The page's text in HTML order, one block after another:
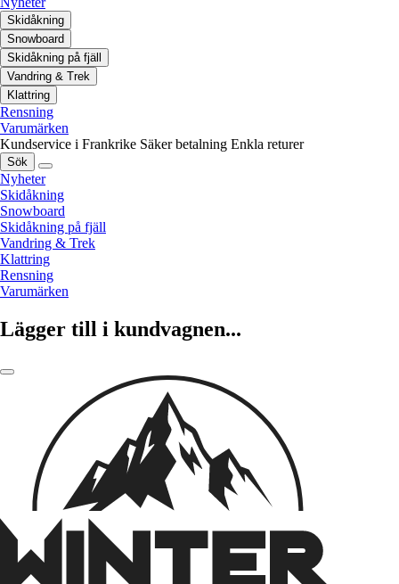
Skidåkning
Snowboard
Skidåkning på fjäll
Vandring & Trek
Klattring
Rensning
Varumärken
Kundservice i Frankrike Säker betalning Enkla returer
Sök
Nyheter
Skidåkning
Snowboard
Skidåkning på fjäll
Vandring & Trek
Klattring
Rensning
Varumärken
Lägger till i kundvagnen...